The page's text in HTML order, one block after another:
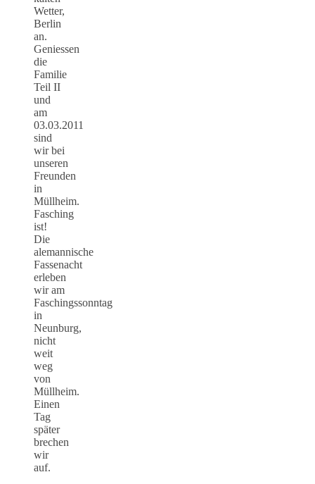
Wetter,
Berlin
an.
Geniessen
die
Familie
Teil II
und
am
03.03.2011
sind
wir bei
unseren
Freunden
in
Müllheim.
Fasching
ist!
Die
alemannische
Fassenacht
erleben
wir am
Faschingssonntag
in
Neunburg,
nicht
weit
weg
von
Müllheim.
Einen
Tag
später
brechen
wir
auf.